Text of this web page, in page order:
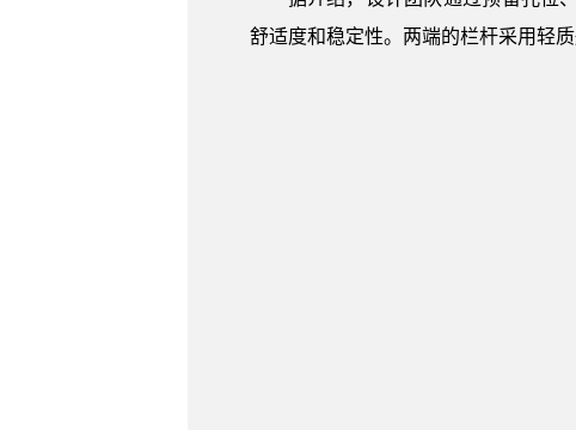
舒适度和稳定性。两端的栏杆采用轻